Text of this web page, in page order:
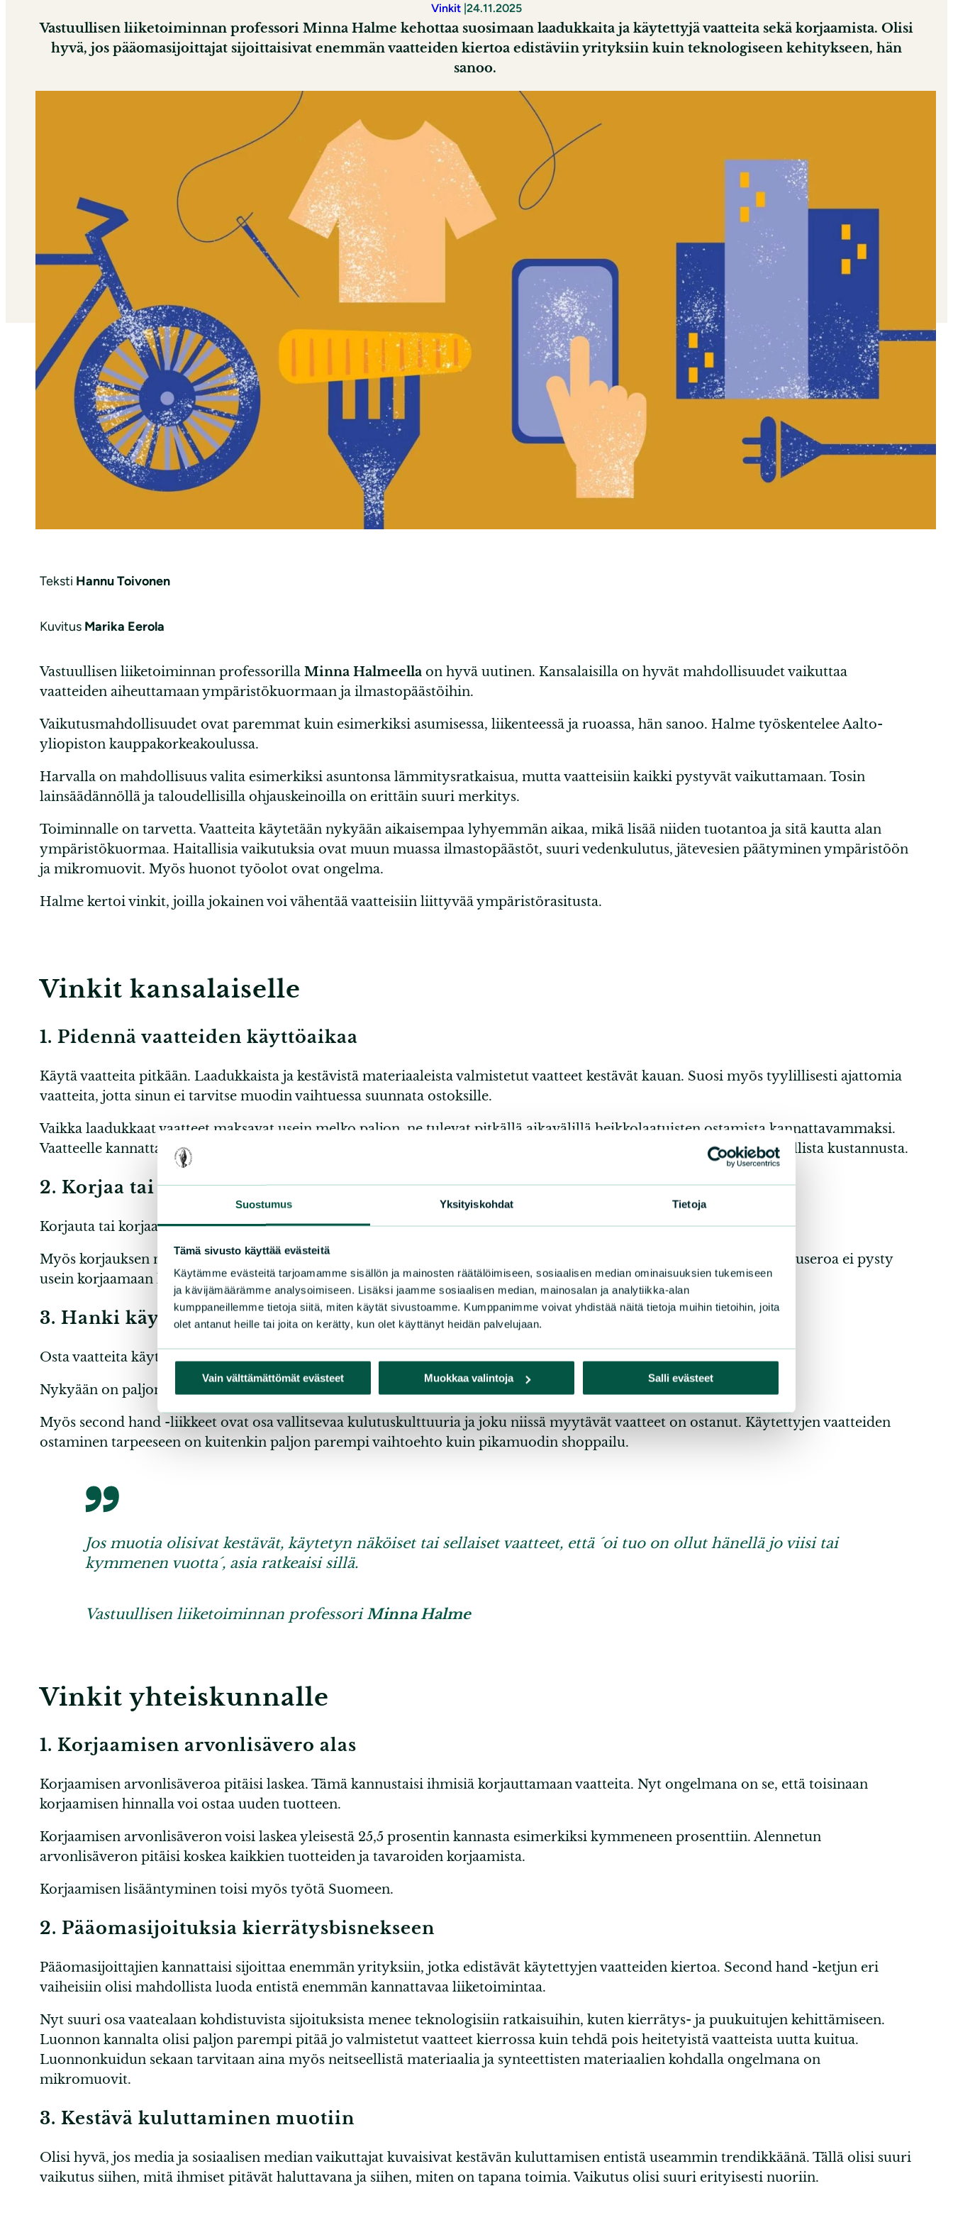
Suostumus Yksityiskohdat Tietoja
Tämä sivusto käyttää evästeitä
Käytämme evästeitä tarjoamamme sisällön ja mainosten räätälöimiseen, sosiaalisen median ominaisuuksien tukemiseen
ja kävijämäärämme analysoimiseen. Lisäksi jaamme sosiaalisen median, mainosalan ja analytiikka-alan
kumppaneillemme tietoja siitä, miten käytät sivustoamme. Kumppanimme voivat yhdistää näitä tietoja muihin tietoihin, joita
olet antanut heille tai joita on kerätty, kun olet käyttänyt heidän palvelujaan.
Vain välttämättömät evästeet Muokkaa valintoja Salli evästeet
Vinkit |24.11.2025
Vastuullisen liiketoiminnan professori Minna Halme kehottaa suosimaan laadukkaita ja käytettyjä vaatteita sekä korjaamista. Olisi
hyvä, jos pääomasijoittajat sijoittaisivat enemmän vaatteiden kiertoa edistäviin yrityksiin kuin teknologiseen kehitykseen, hän
sanoo.
Teksti Hannu Toivonen
Kuvitus Marika Eerola
Vastuullisen liiketoiminnan professorilla Minna Halmeella on hyvä uutinen. Kansalaisilla on hyvät mahdollisuudet vaikuttaa
vaatteiden aiheuttamaan ympäristökuormaan ja ilmastopäästöihin.
Vaikutusmahdollisuudet ovat paremmat kuin esimerkiksi asumisessa, liikenteessä ja ruoassa, hän sanoo. Halme työskentelee Aalto-
yliopiston kauppakorkeakoulussa.
Harvalla on mahdollisuus valita esimerkiksi asuntonsa lämmitysratkaisua, mutta vaatteisiin kaikki pystyvät vaikuttamaan. Tosin
lainsäädännöllä ja taloudellisilla ohjauskeinoilla on erittäin suuri merkitys.
Toiminnalle on tarvetta. Vaatteita käytetään nykyään aikaisempaa lyhyemmän aikaa, mikä lisää niiden tuotantoa ja sitä kautta alan
ympäristökuormaa. Haitallisia vaikutuksia ovat muun muassa ilmastopäästöt, suuri vedenkulutus, jätevesien päätyminen ympäristöön
ja mikromuovit. Myös huonot työolot ovat ongelma.
Halme kertoi vinkit, joilla jokainen voi vähentää vaatteisiin liittyvää ympäristörasitusta.
Vinkit kansalaiselle
1. Pidennä vaatteiden käyttöaikaa
Käytä vaatteita pitkään. Laadukkaista ja kestävistä materiaaleista valmistetut vaatteet kestävät kauan. Suosi myös tyylillisesti ajattomia
vaatteita, jotta sinun ei tarvitse muodin vaihtuessa suunnata ostoksille.
Vaikka laadukkaat vaatteet maksavat usein melko paljon, ne tulevat pitkällä aikavälillä heikkolaatuisten ostamista kannattavammaksi.
Vaatteelle kannattaa laskea hinta, jonka se maksaa päivä- tai käyttökertaa kohden. Tämä havainnollistaa tuotteen todellista kustannusta.
2. Korjaa tai korjauta vaatteita
Korjauta tai korjaa mahdollisuuksien mukaan rikki menneet vaatteet. Näin niiden käyttöikä pitenee.
Myös korjauksen näkökulmasta kannattaa ostaa hyvälaatuisia tuotteita. Voimakkaasti nyppääntynyttä tai venynyttä puseroa ei pysty
usein korjaamaan käyttökelpoiseksi.
3. Hanki käytettyjä vaatteita
Osta vaatteita käytettynä. Tämä on hyvä vaihtoehto erityisesti, jos sinulla on vähän rahaa käytettävissä.
Nykyään on paljon kivoja second hand -liikkeitä, joissa on hyvälaatuisia ja tyylikkäitä vaatteita.
Myös second hand -liikkeet ovat osa vallitsevaa kulutuskulttuuria ja joku niissä myytävät vaatteet on ostanut. Käytettyjen vaatteiden
ostaminen tarpeeseen on kuitenkin paljon parempi vaihtoehto kuin pikamuodin shoppailu.
Jos muotia olisivat kestävät, käytetyn näköiset tai sellaiset vaatteet, että ´oi tuo on ollut hänellä jo viisi tai
kymmenen vuotta´, asia ratkeaisi sillä.
Vastuullisen liiketoiminnan professoriMinna Halme
Vinkit yhteiskunnalle
1. Korjaamisen arvonlisävero alas
Korjaamisen arvonlisäveroa pitäisi laskea. Tämä kannustaisi ihmisiä korjauttamaan vaatteita. Nyt ongelmana on se, että toisinaan
korjaamisen hinnalla voi ostaa uuden tuotteen.
Korjaamisen arvonlisäveron voisi laskea yleisestä 25,5 prosentin kannasta esimerkiksi kymmeneen prosenttiin. Alennetun
arvonlisäveron pitäisi koskea kaikkien tuotteiden ja tavaroiden korjaamista.
Korjaamisen lisääntyminen toisi myös työtä Suomeen.
2. Pääomasijoituksia kierrätysbisnekseen
Pääomasijoittajien kannattaisi sijoittaa enemmän yrityksiin, jotka edistävät käytettyjen vaatteiden kiertoa. Second hand -ketjun eri
vaiheisiin olisi mahdollista luoda entistä enemmän kannattavaa liiketoimintaa.
Nyt suuri osa vaatealaan kohdistuvista sijoituksista menee teknologisiin ratkaisuihin, kuten kierrätys- ja puukuitujen kehittämiseen.
Luonnon kannalta olisi paljon parempi pitää jo valmistetut vaatteet kierrossa kuin tehdä pois heitetyistä vaatteista uutta kuitua.
Luonnonkuidun sekaan tarvitaan aina myös neitseellistä materiaalia ja synteettisten materiaalien kohdalla ongelmana on
mikromuovit.
3. Kestävä kuluttaminen muotiin
Olisi hyvä, jos media ja sosiaalisen median vaikuttajat kuvaisivat kestävän kuluttamisen entistä useammin trendikkäänä. Tällä olisi suuri
vaikutus siihen, mitä ihmiset pitävät haluttavana ja siihen, miten on tapana toimia. Vaikutus olisi suuri erityisesti nuoriin.